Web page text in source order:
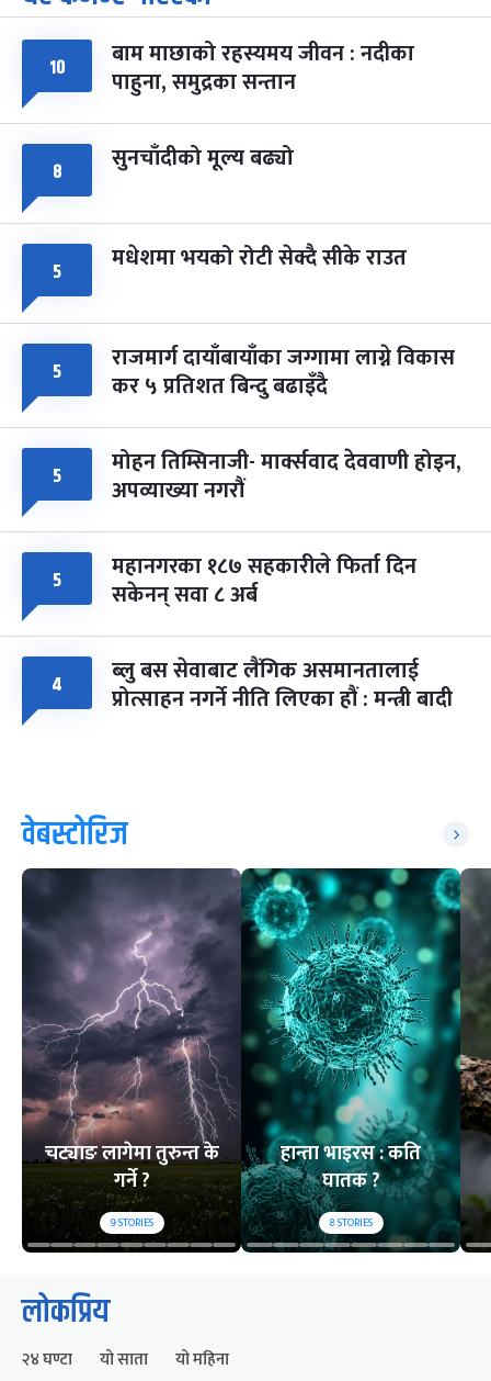
आइत चैत्र ७, २०८३-Mar 21, 2027
८ फागुपूर्णिमा
चैत्र ८, २०८३-Mar 22, 2027
७ महिना बाँकी
१० बाम माछाको रहस्यमय जीवन : नदीका
पाहुना, समुद्रका सन्तान
८ सुनचाँदीको मूल्य बढ्यो
५ मधेशमा भयको रोटी सेक्दै सीके राउत
५ राजमार्ग दायाँबायाँका जग्गामा लाग्ने विकास
कर ५ प्रतिशत बिन्दु बढाइँदै
५ मोहन तिम्सिनाजी- मार्क्सवाद देववाणी होइन,
अपव्याख्या नगरौं
५ महानगरका १८७ सहकारीले फिर्ता दिन
सकेनन् सवा ८ अर्ब
४ ब्लु बस सेवाबाट लैंगिक असमानतालाई
प्रोत्साहन नगर्ने नीति लिएका हौं : मन्त्री बादी
वेबस्टोरिज
चट्याङ लागेमा तुरुन्त के
गर्ने ?
9STORIES
हान्ता भाइरस : कति
घातक ?
8STORIES
लोकप्रिय
२४ घण्टा यो साता यो महिना